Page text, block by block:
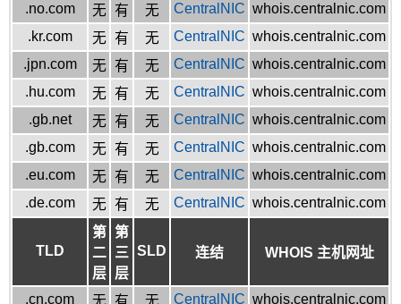
.no.com
无 有 无 CentralNIC whois.centralnic.com
.kr.com
无 有 无 CentralNIC whois.centralnic.com
.jpn.com
无 有 无 CentralNIC whois.centralnic.com
.hu.com
无 有 无 CentralNIC whois.centralnic.com
.gb.net
无 有 无 CentralNIC whois.centralnic.com
.gb.com
无 有 无 CentralNIC whois.centralnic.com
.eu.com
无 有 无 CentralNIC whois.centralnic.com
.de.com
无 有 无 CentralNIC whois.centralnic.com
TLD
第
二
层
第
三
层
SLD 连结 WHOIS 主机网址
.cn.com 无 有 无 CentralNIC whois.centralnic.com